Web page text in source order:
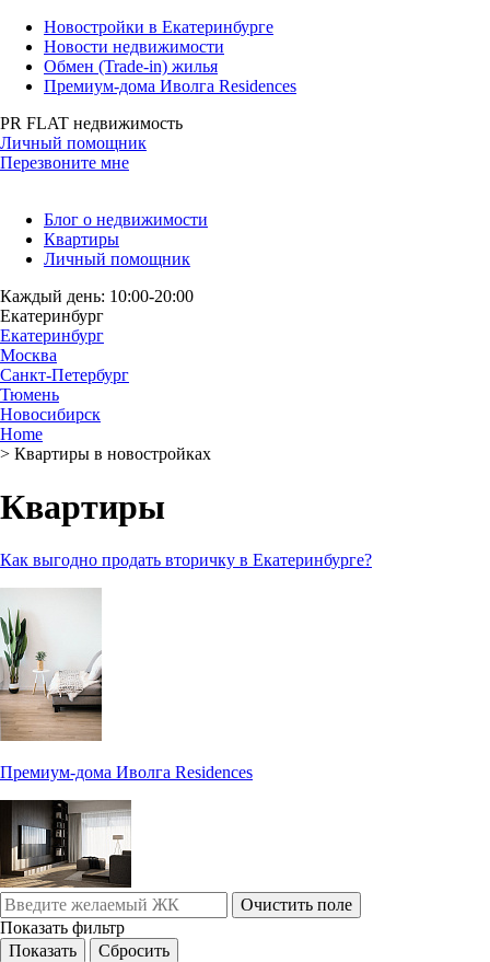
Новостройки в Екатеринбурге
Новости недвижимости
Обмен (Trade-in) жилья
Премиум-дома Иволга Residences
PR FLAT недвижимость
Личный помощник
Перезвоните мне
Блог о недвижимости
Квартиры
Личный помощник
Каждый день: 10:00-20:00
Екатеринбург
Екатеринбург
Москва
Санкт-Петербург
Тюмень
Новосибирск
Home
> Квартиры в новостройках
Квартиры
Как выгодно продать вторичку в Екатеринбурге?
Премиум-дома Иволга Residences
Очистить поле
Показать фильтр